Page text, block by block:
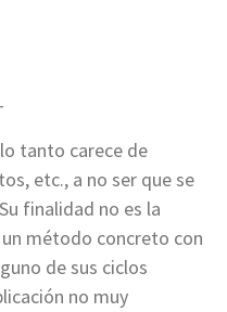
tanto carece de
etc., a no ser que se
finalidad no es la
método concreto con
de sus ciclos
no muy